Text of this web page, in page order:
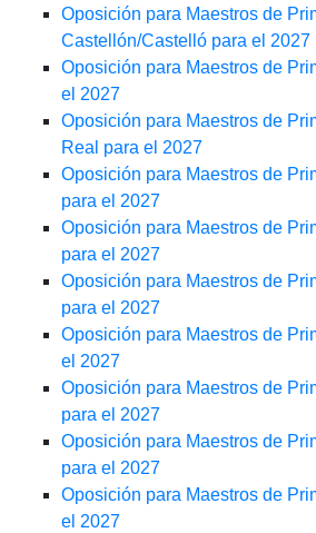
Oposición para Maestros de
Castellón/Castelló para el 2027
Oposición para Maestros de
el 2027
Oposición para Maestros de
Real para el 2027
Oposición para Maestros de
para el 2027
Oposición para Maestros de
para el 2027
Oposición para Maestros de
para el 2027
Oposición para Maestros de
el 2027
Oposición para Maestros de
para el 2027
Oposición para Maestros de
para el 2027
Oposición para Maestros de
el 2027